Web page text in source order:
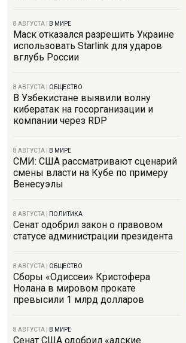
8 АВГУСТА В МИРЕ
Маск отказался разрешить Украине
использовать Starlink для ударов
вглубь России
8 АВГУСТА ОБЩЕСТВО
В Узбекистане выявили волну
кибератак на госорганизации и
компании через RDP
8 АВГУСТА В МИРЕ
СМИ: США рассматривают сценарий
смены власти на Кубе по примеру
Венесуэлы
8 АВГУСТА ПОЛИТИКА
Сенат одобрил закон о правовом
статусе администрации президента
8 АВГУСТА ОБЩЕСТВО
Сборы «Одиссеи» Кристофера
Нолана в мировом прокате
превысили 1 млрд долларов
8 АВГУСТА В МИРЕ
Сенат США одобрил «адские